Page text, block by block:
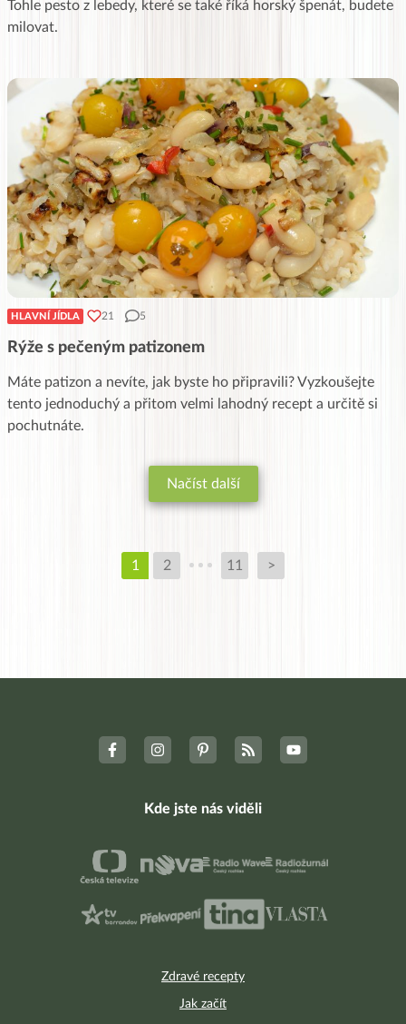
Tohle pesto z lebedy, které se také říká horský špenát, budete
milovat.
HLAVNÍ JÍDLA 21 5
Rýže s pečeným patizonem
Máte patizon a nevíte, jak byste ho připravili? Vyzkoušejte
tento jednoduchý a přitom velmi lahodný recept a určitě si
pochutnáte.
Načíst další
1 2 11 >
Zdravé recepty
Jak začít
Kde jste nás viděli